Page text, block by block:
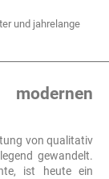
und jahrelange
von qualitativ
gewandelt.
ist heute ein